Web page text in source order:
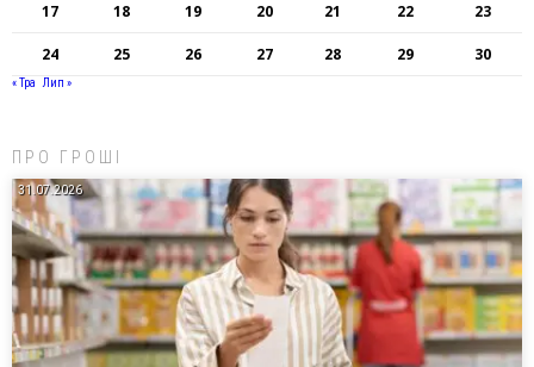
17 18 19 20 21 22 23
24 25 26 27 28 29 30
« Тра Лип »
ПРО ГРОШІ
31.07.2026